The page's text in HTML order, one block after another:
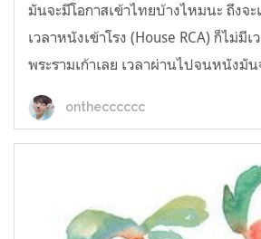
มันจะมีโอกาสเข้าไทยบ้างไหมนะ ถึงจ
เวลาหนังเข้าโรง (House RCA) ก็ไม่มี
พระรามเก้าเลย เวลาผ่านไปจนหนังมัน
onthecccccc